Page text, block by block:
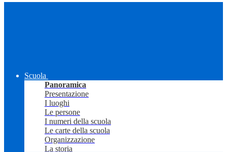
Scuola
Panoramica
Presentazione
I luoghi
Le persone
I numeri della scuola
Le carte della scuola
Organizzazione
La storia